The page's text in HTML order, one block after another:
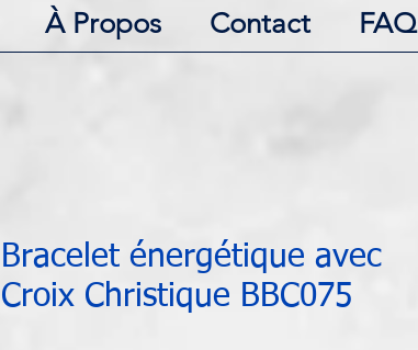
À Propos Contact FAQ
Bracelet énergétique avec
Croix Christique BBC075